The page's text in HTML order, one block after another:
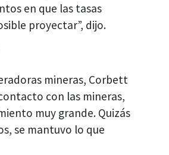
en que las tasas
proyectar”, dijo.
mineras, Corbett
con las mineras,
muy grande. Quizás
se mantuvo lo que